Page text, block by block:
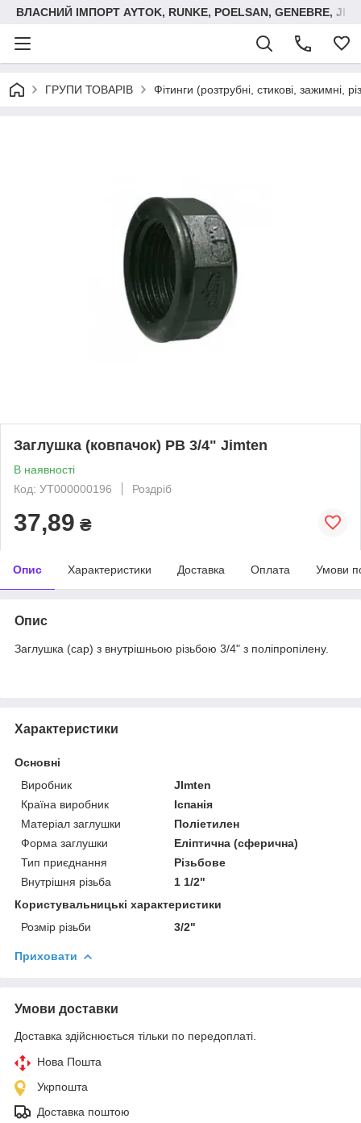
ВЛАСНИЙ ІМПОРТ AYTOK, RUNKE, POELSAN, GENEBRE,
ГРУПИ ТОВАРІВ Фітинги (розтрубні, стикові, зажимні,
Заглушка (ковпачок) РВ 3/4" Jimten
В наявності
Код: УТ000000196
Роздріб
37,89 ₴
Опис Характеристики Доставка Оплата Умови
Опис
Заглушка (cap) з внутрішньою різьбою 3/4" з поліпропілену.
Характеристики
Основні
Виробник
JImten
Країна виробник
Іспанія
Матеріал заглушки
Поліетилен
Форма заглушки
Еліптична (сферична)
Тип приєднання
Різьбове
Внутрішня різьба
1 1/2"
Користувальницькі характеристики
Розмір різьби
3/2"
Приховати
Умови доставки
Доставка здійснюється тільки по передоплаті.
Нова Пошта
Укрпошта
Доставка поштою